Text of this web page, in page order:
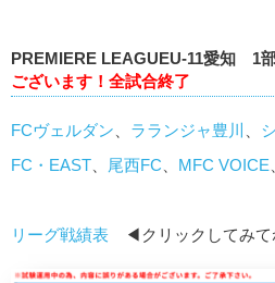
PREMIERE LEAGUEU-11愛知 1
ございます！全試合終了
FCヴェルダン ラランジャ豊川
FC・EAST
尾西FC MFC VOICE
リーグ戦績表 ◀クリックしてみて